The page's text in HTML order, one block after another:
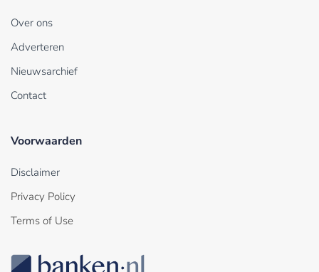
Over ons
Adverteren
Nieuwsarchief
Contact
Voorwaarden
Disclaimer
Privacy Policy
Terms of Use